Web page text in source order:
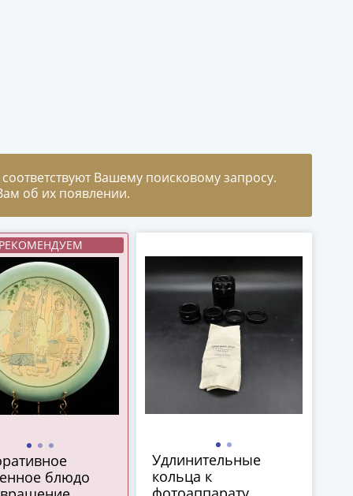
Вашему поисковому запросу.
об их появлении.
РЕКОМЕНДУЕМ
блюдо
Удлинительные
кольца к